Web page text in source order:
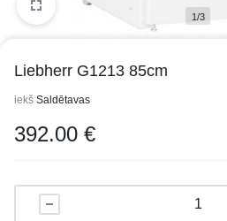
1/3
Liebherr G1213 85cm
iekš Saldētavas
392.00 €